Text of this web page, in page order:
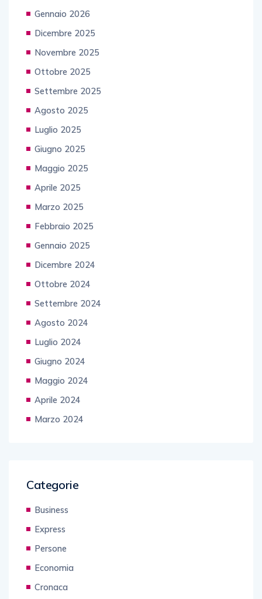
Gennaio 2026
Dicembre 2025
Novembre 2025
Ottobre 2025
Settembre 2025
Agosto 2025
Luglio 2025
Giugno 2025
Maggio 2025
Aprile 2025
Marzo 2025
Febbraio 2025
Gennaio 2025
Dicembre 2024
Ottobre 2024
Settembre 2024
Agosto 2024
Luglio 2024
Giugno 2024
Maggio 2024
Aprile 2024
Marzo 2024
Categorie
Business
Express
Persone
Economia
Cronaca